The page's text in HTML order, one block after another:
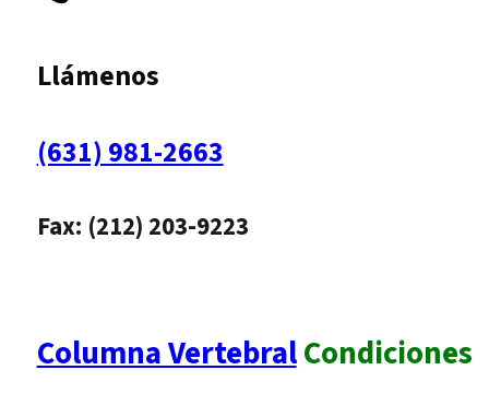
Llámenos
(631) 981-2663
Fax: (212) 203-9223
Columna VertebralCondiciones